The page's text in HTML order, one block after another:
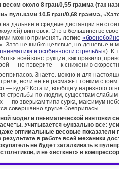
около 8 гран/0,55 грамма (так
пульками 10.5 гран/0,68 грамма,
на дальние и средние дистанции не
винтовок. Это в большинстве
можно применять легкие
Зато не шибко целевые, но дешевые и
и особенности стрельбы«). К
всей конструкции, как правило,
— не поверите — к снижению
Знаете, можно и для
если ее не размажет тонким
— куда? Кстати, вообще у нарезного
стрельбы по людям, существам слабым
— по зверькам типа сурка, максимум
совершенно другие боеприпасы.
модели пневматической винтовки
Учитывается буквально все:
оптимальные весовые показатели
результате в работе всей механики
не будет заталкивать в
и не «воткнет» в